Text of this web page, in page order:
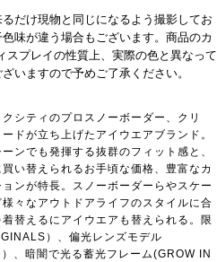
だけ現物と同じになるよう撮影してお
味が違う場合もございます。商品のカ
スプレイの性質上、実際の色と異なって
いますので予めご了承ください。
シティのプロスノーボーダー、クリ
ドが立ち上げたアイウエアブランド。
ンでも発揮する抜群のフィット感と、
い替えられるお手頃な価格、豊富なカ
ンが特長。スノーボーダーらやスケー
様々なアウトドアライフのスタイルに合
替えるにアイウエアも替えられる。限
）、偏光レンズモデル
）、暗闇で光る蓄光フレーム(GROW IN